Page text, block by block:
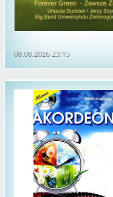
08.08.2026 23:15